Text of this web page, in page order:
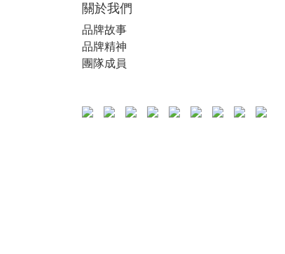
關於我們
品牌故事
品牌精神
團隊成員